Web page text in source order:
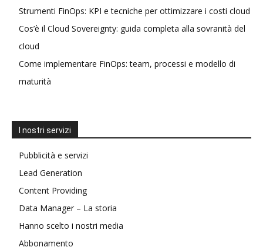
Strumenti FinOps: KPI e tecniche per ottimizzare i costi cloud
Cos’è il Cloud Sovereignty: guida completa alla sovranità del
cloud
Come implementare FinOps: team, processi e modello di
maturità
I nostri servizi
Pubblicità e servizi
Lead Generation
Content Providing
Data Manager – La storia
Hanno scelto i nostri media
Abbonamento